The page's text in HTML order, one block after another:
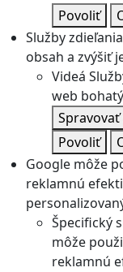
Povoliť
Služby
obsah a zvýšiť
Videá
web
Povoliť
Google môže
reklamnú
Špecifický
môže
reklamnú